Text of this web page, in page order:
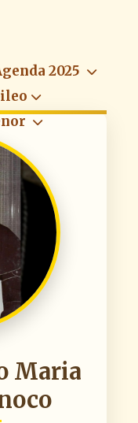
2025
Maria